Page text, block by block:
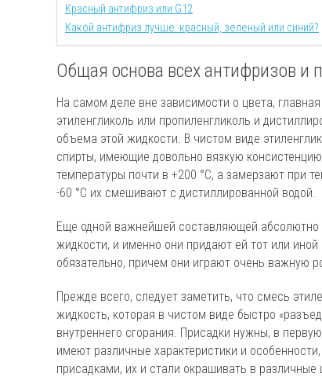
Красный антифриз или G12
Какой антифриз лучше: красный, зеленый или синий?
Общая основа всех антифризов и
На самом деле вне зависимости о цвета,
этиленгликоль или пропиленгликоль и
объема этой жидкости. В чистом виде
спирты, имеющие довольно вязкую
температуры почти в +200 °С, а замерзают при
-60 °С их смешивают с дистиллированной водой.
Еще одной важнейшей составляющей
жидкости, и именно они придают ей тот или
обязательно, причем они играют очень важную
Прежде всего, следует заметить, что смесь
жидкость, которая в чистом виде быстро
внутреннего сгорания. Присадки нужны, в
имеют различные характеристики и
присадками, их и стали окрашивать в различные